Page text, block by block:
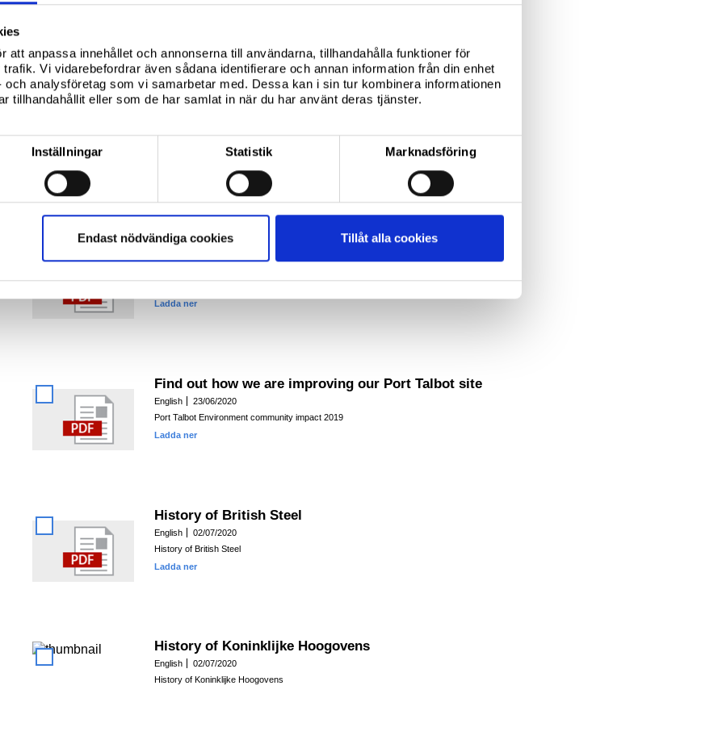
att anpassa innehållet och annonserna till användarna, tillhandahålla funktioner för
Vi vidarebefordrar även sådana identifierare och annan information från din enhet
analysföretag som vi samarbetar med. Dessa kan i sin tur kombinera informationen
tillhandahållit eller som de har samlat in när du har använt deras tjänster.
Inställningar Statistik Marknadsföring
Endast nödvändiga cookies Tillåt alla cookies
English
21/02/2023
English
31/05/2024
Corus Group Limited Annual Report 2023
Ladda ner
Find out how we are improving our Port Talbot site
English
23/06/2020
Port Talbot Environment community impact 2019
Ladda ner
History of British Steel
English
02/07/2020
History of British Steel
Ladda ner
History of Koninklijke Hoogovens
English
02/07/2020
History of Koninklijke Hoogovens